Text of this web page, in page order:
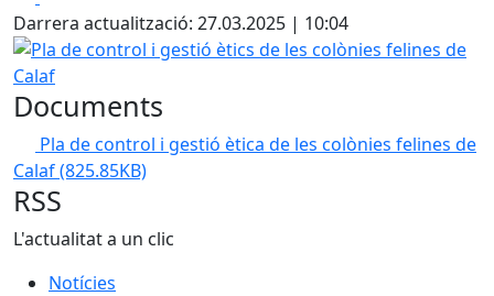
Darrera actualització: 27.03.2025 | 10:04
Pla de control i gestió ètics de les colònies felines de Calaf
Documents
Pla de control i gestió ètica de les colònies felines de
Calaf(825.85KB)
RSS
L'actualitat a un clic
Notícies